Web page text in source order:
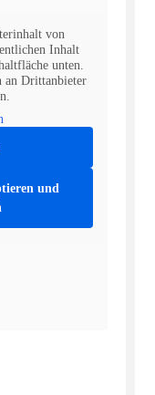
von
Inhalt
unten.
an Drittanbieter
und